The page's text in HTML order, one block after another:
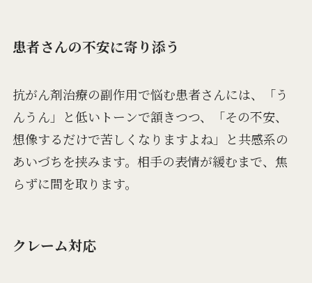
患者さんの不安に寄り添う
抗がん剤治療の副作用で悩む患者さんには、「う
んうん」と低いトーンで頷きつつ、「その不安、
想像するだけで苦しくなりますよね」と共感系の
あいづちを挟みます。相手の表情が緩むまで、焦
らずに間を取ります。
クレーム対応